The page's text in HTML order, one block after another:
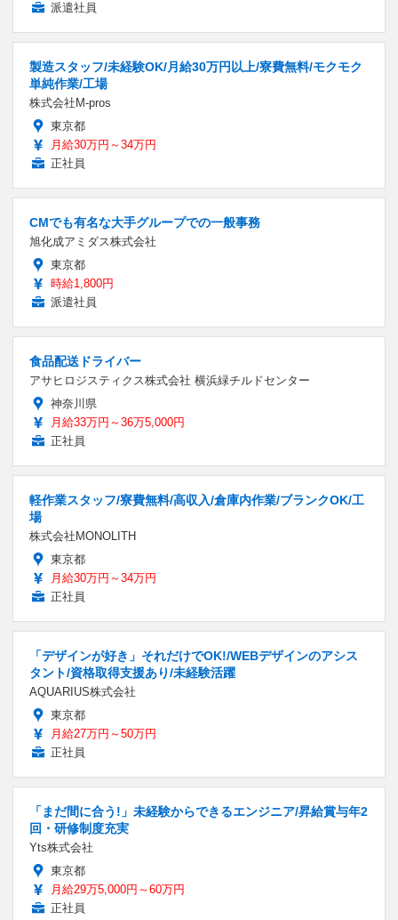
派遣社員
製造スタッフ/未経験OK/月給30万円以上/寮費無料/モクモク
単純作業/工場
株式会社M-pros
東京都
月給30万円～34万円
正社員
CMでも有名な大手グループでの一般事務
旭化成アミダス株式会社
東京都
時給1,800円
派遣社員
食品配送ドライバー
アサヒロジスティクス株式会社 横浜緑チルドセンター
神奈川県
月給33万円～36万5,000円
正社員
軽作業スタッフ/寮費無料/高収入/倉庫内作業/ブランクOK/工
場
株式会社MONOLITH
東京都
月給30万円～34万円
正社員
「デザインが好き」それだけでOK!/WEBデザインのアシス
タント/資格取得支援あり/未経験活躍
AQUARIUS株式会社
東京都
月給27万円～50万円
正社員
「まだ間に合う!」未経験からできるエンジニア/昇給賞与年2
回・研修制度充実
Yts株式会社
東京都
月給29万5,000円～60万円
正社員